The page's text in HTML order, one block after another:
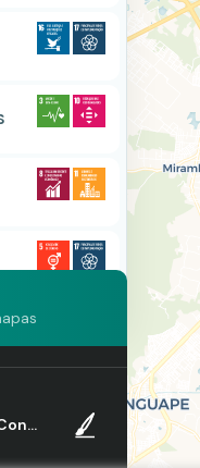
Núcleo de Mediação de Conflitos